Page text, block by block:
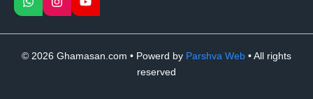
© 2026 Ghamasan.com • Powerd by Parshva Web • All rights
reserved